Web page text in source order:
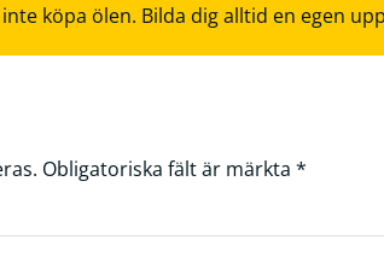
köpa ölen. Bilda dig alltid en egen
Obligatoriska fält är märkta *